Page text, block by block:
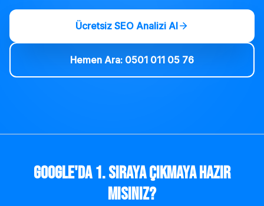
Ücretsiz SEO Analizi Al
Hemen Ara: 0501 011 05 76
Google'da 1. Sıraya Çıkmaya Hazır
mısınız?